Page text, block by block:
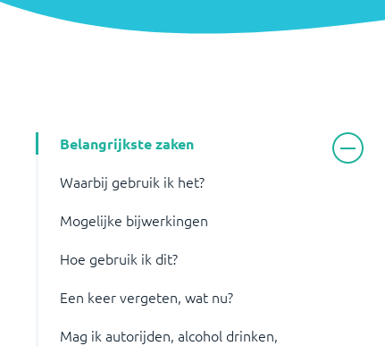
Belangrijkste zaken
Waarbij gebruik ik het?
Mogelijke bijwerkingen
Hoe gebruik ik dit?
Een keer vergeten, wat nu?
Mag ik autorijden, alcohol drinken,